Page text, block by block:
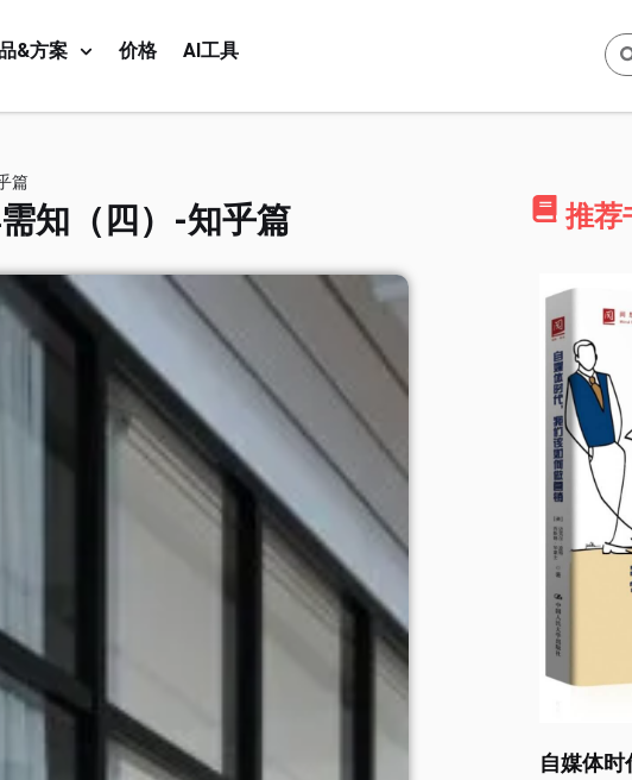
&方案 价格 AI工具
篇
知（四）-知乎篇 推荐
自媒体